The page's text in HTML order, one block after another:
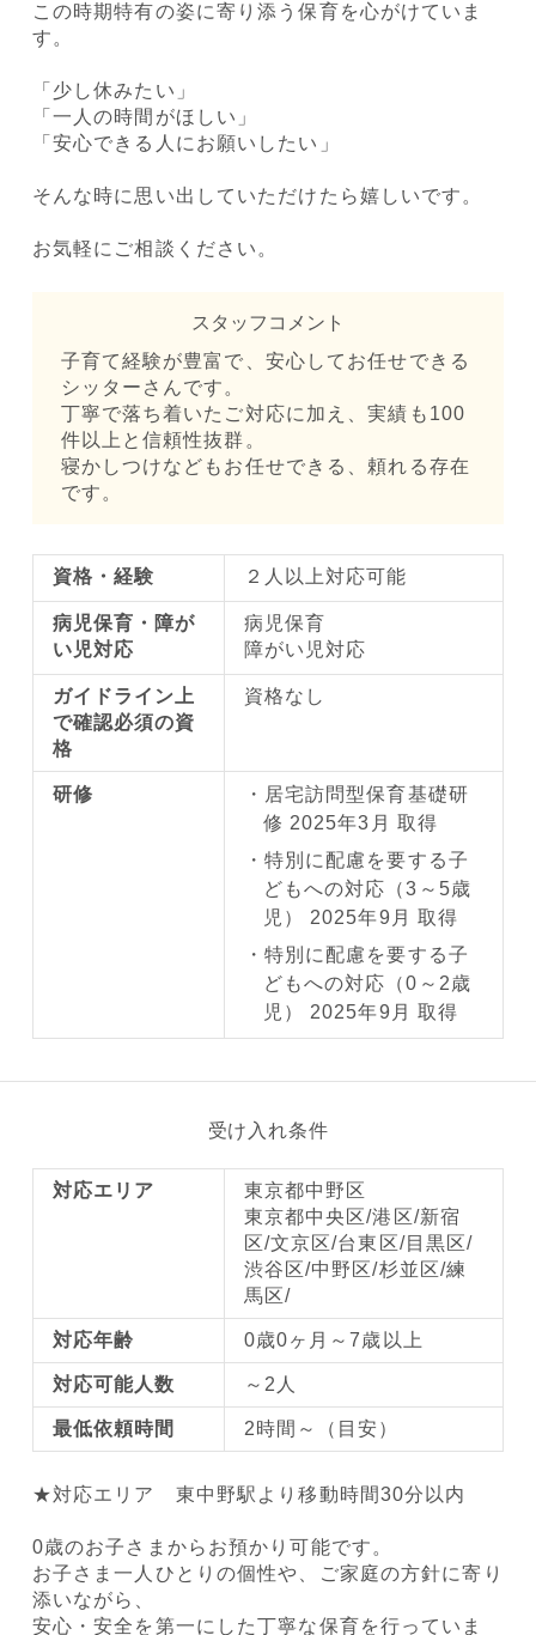
この時期特有の姿に寄り添う保育を心がけていま
す。
「少し休みたい」
「一人の時間がほしい」
「安心できる人にお願いしたい」
そんな時に思い出していただけたら嬉しいです。
お気軽にご相談ください。
スタッフコメント
子育て経験が豊富で、安心してお任せできる
シッターさんです。
丁寧で落ち着いたご対応に加え、実績も100
件以上と信頼性抜群。
寝かしつけなどもお任せできる、頼れる存在
です。
資格・経験 ２人以上対応可能
病児保育・障が
い児対応
病児保育
障がい児対応
ガイドライン上
で確認必須の資
格
資格なし
研修
居宅訪問型保育基礎研
修 2025年3月 取得
特別に配慮を要する子
どもへの対応（3～5歳
児） 2025年9月 取得
特別に配慮を要する子
どもへの対応（0～2歳
児） 2025年9月 取得
受け入れ条件
対応エリア
東京都中野区
東京都中央区/港区/新宿
区/文京区/台東区/目黒区/
渋谷区/中野区/杉並区/練
馬区/
対応年齢 0歳0ヶ月～7歳以上
対応可能人数 ～2人
最低依頼時間 2時間～（目安）
★対応エリア 東中野駅より移動時間30分以内
0歳のお子さまからお預かり可能です。
お子さま一人ひとりの個性や、ご家庭の方針に寄り
添いながら、
安心・安全を第一にした丁寧な保育を行っていま